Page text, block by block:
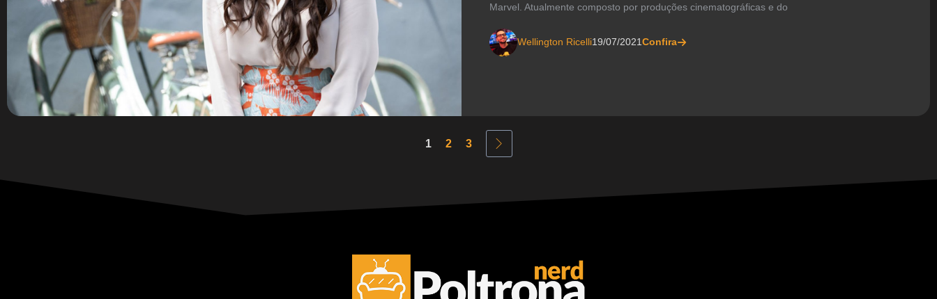
Marvel. Atualmente composto por produções cinematográficas e do
Wellington Ricelli19/07/2021Confira
1 2 3